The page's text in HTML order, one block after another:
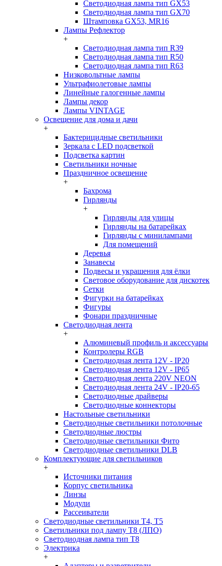
Светодиодная лампа тип GX53
Светодиодная лампа тип GX70
Штамповка GX53, MR16
Лампы Рефлектор
+
Светодиодная лампа тип R39
Светодиодная лампа тип R50
Светодиодная лампа тип R63
Низковольтные лампы
Ультрафиолетовые лампы
Линейные галогенные лампы
Лампы декор
Лампы VINTAGE
Освещение для дома и дачи
+
Бактерицидные светильники
Зеркала с LED подсветкой
Подсветка картин
Светильники ночные
Праздничное освещение
+
Бахрома
Гирлянды
+
Гирлянды для улицы
Гирлянды на батарейках
Гирлянды с минилампами
Для помещений
Деревья
Занавесы
Подвесы и украшения для ёлки
Световое оборудование для дискотек
Сетки
Фигурки на батарейках
Фигуры
Фонари праздничные
Светодиодная лента
+
Алюминевый профиль и аксессуары
Контролеры RGB
Светодиодная лента 12V - IP20
Светодиодная лента 12V - IP65
Светодиодная лента 220V NEON
Светодиодная лента 24V - IP20-65
Светодиодные драйверы
Светодиодные коннекторы
Настольные светильники
Светодиодные светильники потолочные
Светодиодные люстры
Светодиодные светильники Фито
Светодиодные светильники DLB
Комплектующие для светильников
+
Источники питания
Корпус светильника
Линзы
Модули
Рассеиватели
Светодиодные светильники T4, T5
Светильники под лампу Т8 (ЛПО)
Светодиодная лампа тип T8
Электрика
+